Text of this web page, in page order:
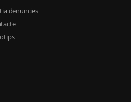
denuncies